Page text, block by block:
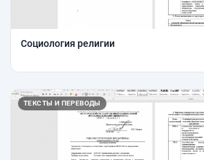
Социология религии
ТЕКСТЫ И ПЕРЕВОДЫ